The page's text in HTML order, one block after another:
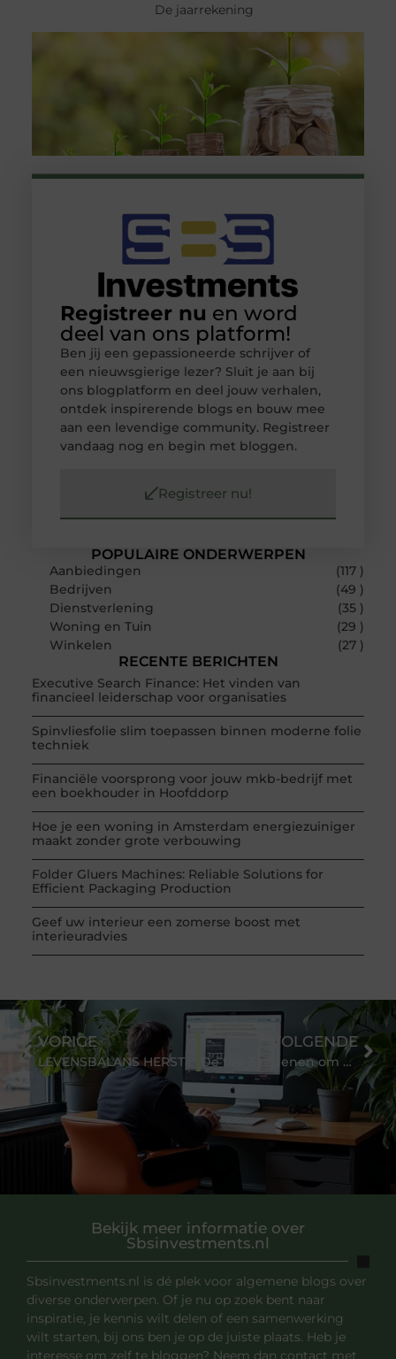
De jaarrekening
POPULAIRE ONDERWERPEN
Aanbiedingen
(117 )
Bedrijven
(49 )
Dienstverlening
(35 )
Woning en Tuin
(29 )
Winkelen
(27 )
RECENTE BERICHTEN
Executive Search Finance: Het vinden van
financieel leiderschap voor organisaties
Spinvliesfolie slim toepassen binnen moderne folie
techniek
Financiële voorsprong voor jouw mkb-bedrijf met
een boekhouder in Hoofddorp
Hoe je een woning in Amsterdam energiezuiniger
maakt zonder grote verbouwing
Folder Gluers Machines: Reliable Solutions for
Efficient Packaging Production
Geef uw interieur een zomerse boost met
interieuradvies
Registreer nu en word
deel van ons platform!
Ben jij een gepassioneerde schrijver of
een nieuwsgierige lezer? Sluit je aan bij
ons blogplatform en deel jouw verhalen,
ontdek inspirerende blogs en bouw mee
aan een levendige community. Registreer
vandaag nog en begin met bloggen.
Registreer nu!
Bekijk meer informatie over
Sbsinvestments.nl
Sbsinvestments.nl is dé plek voor algemene blogs over
diverse onderwerpen. Of je nu op zoek bent naar
inspiratie, je kennis wilt delen of een samenwerking
wilt starten, bij ons ben je op de juiste plaats. Heb je
interesse om zelf te bloggen? Neem dan contact met
VORIGE
LEVENSBALANS HERSTELLEN: LIFE CHIROPRACTIE BIJ BEKNELDE ZENUWEN IN DE NEK
VOLGENDE
De top 3 redenen om een freelance tekstschrijver in te huren